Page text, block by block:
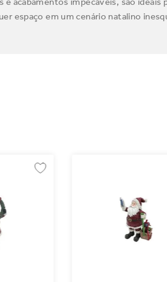
espaço em um cenário natalino